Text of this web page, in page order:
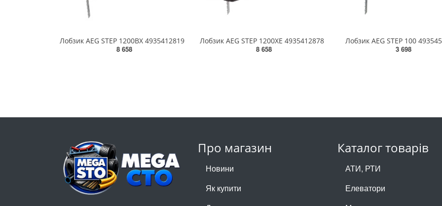
Лобзик AEG STEP 1200BX 4935412819
8 658
Лобзик AEG STEP 1200XE 4935412878
8 658
Лобзик AEG STEP 100
3 698
Про магазин
Новини
Як купити
Каталог товарів
АТИ, РТИ
Елеватори